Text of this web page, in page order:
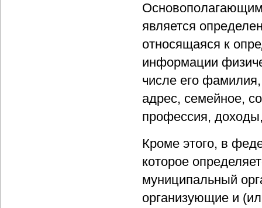
Основополагающим
является
относящаяся к
информации
числе его
адрес, семейное,
профессия,
Кроме этого, в
которое
муниципальный
организующие и